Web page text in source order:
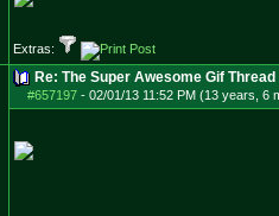
Extras:
Re: The Super Awesome Gif Thread
#657197- 02/01/13 11:52 PM (13 years, 6